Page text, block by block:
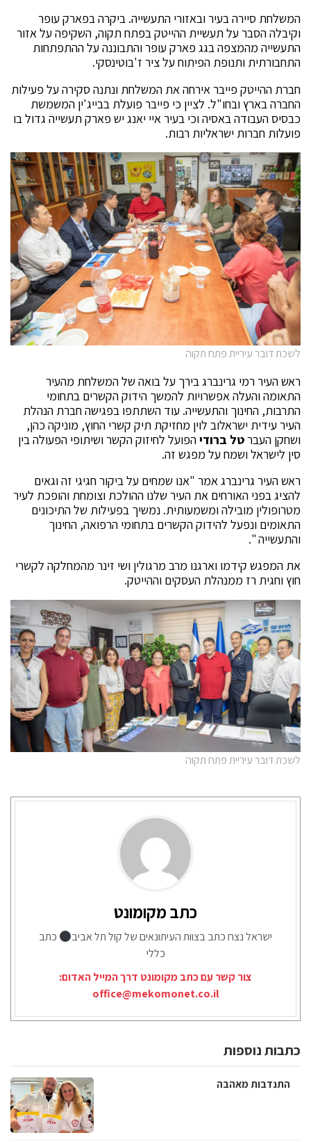
המשלחת סיירה בעיר ובאזורי התעשייה. ביקרה בפארק עופר
וקיבלה הסבר על תעשיית ההייטק בפתח תקוה, השקיפה על אזור
התעשייה מהמצפה בגג פארק עופר והתבוננה על ההתפתחות
התחבורתית ותנופת הפיתוח על ציר ז'בוטינסקי.
חברת ההייטק פייבר אירחה את המשלחת ונתנה סקירה על פעילות
החברה בארץ ובחו"ל. לציין כי פייבר פועלת בבייג'ין המשמשת
כבסיס העבודה באסיה וכי בעיר איי יאנג יש פארק תעשייה גדול בו
פועלות חברות ישראליות רבות.
לשכת דובר עיריית פתח תקוה
ראש העיר רמי גרינברג בירך על בואה של המשלחת מהעיר
התאומה והעלה אפשרויות להמשך הידוק הקשרים בתחומי
התרבות, החינוך והתעשייה. עוד השתתפו בפגישה חברת הנהלת
העיר עידית ישראלוב לוין מחזיקת תיק קשרי החוץ, מוניקה כהן,
ושחקן העברטל ברודיהפועל לחיזוק הקשר ושיתופי הפעולה בין
סין לישראל ושמח על מפגש זה.
ראש העיר גרינברג אמר "אנו שמחים על ביקור חגיגי זה וגאים
להציג בפני האורחים את העיר שלנו ההולכת וצומחת והופכת לעיר
מטרופולין מובילה ומשמעותית. נמשיך בפעילות של התיכונים
התאומים ונפעל להידוק הקשרים בתחומי הרפואה, החינוך
והתעשייה ".
את המפגש קידמו וארגנו מרב מרגולין ושי זינר מהמחלקה לקשרי
חוץ וחגית רז ממנהלת העסקים וההייטק.
לשכת דובר עיריית פתח תקוה
כתב מקומונט
ישראל נצח כתב בצוות העיתונאים של קול תל אביב
כתב
כללי
צור קשר עם כתב מקומונט דרך המייל האדום:
office@mekomonet.co.il
כתבות נוספות
התנדבות מאהבה